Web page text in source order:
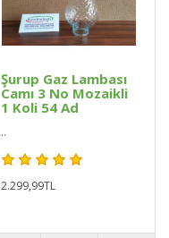
Şurup Gaz Lambası
Camı 3 No Mozaikli
1 Koli 54 Ad
..
2.299,99TL